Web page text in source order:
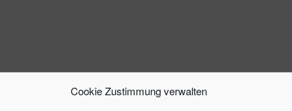
Cookie Zustimmung verwalten